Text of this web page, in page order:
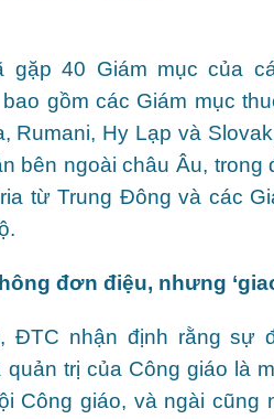
gặp 40 Giám mục của
gồm các Giám mục
Rumani, Hy Lạp và
bên ngoài châu Âu, trong
từ Trung Đông và các
đơn điệu, nhưng
ĐTC nhận định rằng sự
trị của Công giáo là
Công giáo, và ngài cũng